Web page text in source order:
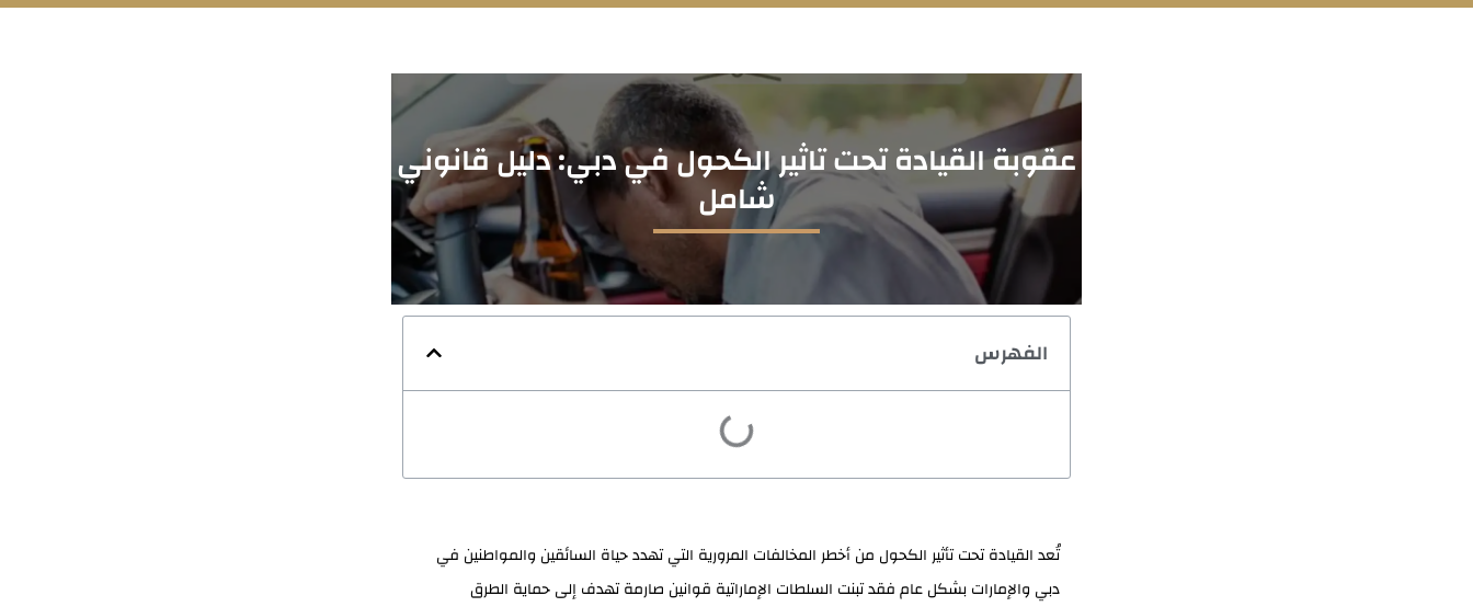
عقوبة القيادة تحت تاثير الكحول في دبي: دليل قانوني
شامل
الفهرس
تُعد القيادة تحت تأثير الكحول من أخطر المخالفات المرورية التي تهدد حياة السائقين والمواطنين في
دبي والإمارات بشكل عام فقد تبنت السلطات الإماراتية قوانين صارمة تهدف إلى حماية الطرق